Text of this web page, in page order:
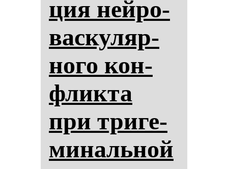
ция ней­ро­
вас­ку­ляр­
но­го кон­
флик­та
при три­ге­
ми­наль­ной